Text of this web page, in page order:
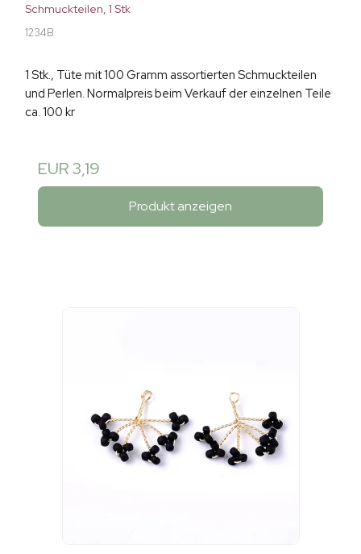
Schmuckteilen, 1 Stk
1234B
1 Stk., Tüte mit 100 Gramm assortierten Schmuckteilen
und Perlen. Normalpreis beim Verkauf der einzelnen Teile
ca. 100 kr
EUR 3,19
Produkt anzeigen